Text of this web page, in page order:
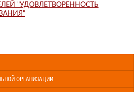
"УДОВЛЕТВОРЕННОСТЬ
ОРГАНИЗАЦИИ